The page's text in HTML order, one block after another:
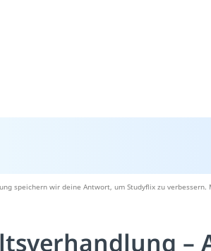
speichern wir deine Antwort, um Studyflix zu
–